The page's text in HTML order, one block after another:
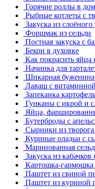
Горячие роллы в
Рыбные котлеты с
Закуска из
Форшмак из сельди
Постная закуска с
Бекон в духовке
Как покрасить яйца
Начинка для
Шикарная
Лаваш с
Запеканка
Гунканы с икрой и
Яйца,
Бутерброды с
Сырники из
Куриные оладьи с
Маринованная
Закуска из
Картошка-
Паштет из свиной
Паштет из куриной